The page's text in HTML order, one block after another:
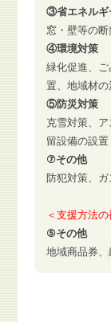
③省エネルギ
窓・壁等の
④環境対策
緑化促進、
置、地域材
⑤防災対策
克雪対策、
留設備の設置
⑦その他
防犯対策、
＜支援方法の
⑤その他
地域商品券